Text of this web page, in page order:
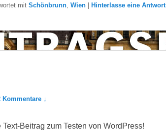
mit Schönbrunn, Wien Hinterlasse eine Antwort
Kommentare ↓
Beitrag zum Testen von WordPress!